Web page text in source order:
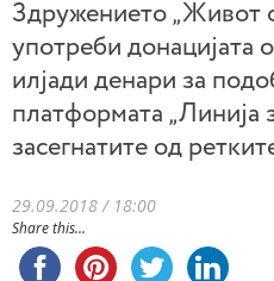
Здружението „Живот
употреби донацијата
илјади денари за
платформата „Линија
засегнатите од
29.09.2018 / 18:00
Share this...